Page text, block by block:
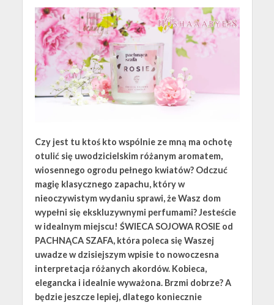
Czy jest tu ktoś kto wspólnie ze mną ma ochotę
otulić się uwodzicielskim różanym aromatem,
wiosennego ogrodu pełnego kwiatów? Odczuć
magię klasycznego zapachu, który w
nieoczywistym wydaniu sprawi, że Wasz dom
wypełni się ekskluzywnymi perfumami? Jesteście
w idealnym miejscu! ŚWIECA SOJOWA ROSIE od
PACHNĄCA SZAFA, która poleca się Waszej
uwadze w dzisiejszym wpisie to nowoczesna
interpretacja różanych akordów. Kobieca,
elegancka i idealnie wyważona. Brzmi dobrze? A
będzie jeszcze lepiej, dlatego koniecznie